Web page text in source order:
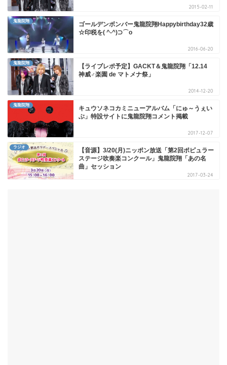
2015-02-11
鬼龍院翔
ゴールデンボンバー鬼龍院翔Happybirthday32歳
☆印税を( ^-^)⊃⌒ο
2016-06-20
鬼龍院翔
【ライブレポ予定】GACKT＆鬼龍院翔「12.14
神威♂楽園 de マトメナ祭」
2014-12-20
鬼龍院翔
キュウソネコカミニューアルバム「にゅ～うぇい
ぶ」特設サイトに鬼龍院翔コメント掲載
2017-12-07
ラジオ
【音源】3/20(月)ニッポン放送「第2回ポピュラー
ステージ吹奏楽コンクール」鬼龍院翔「あの名
曲」セッション
2017-03-24